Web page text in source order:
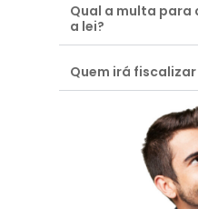
Qual a multa para
a lei?
Quem irá fiscalizar